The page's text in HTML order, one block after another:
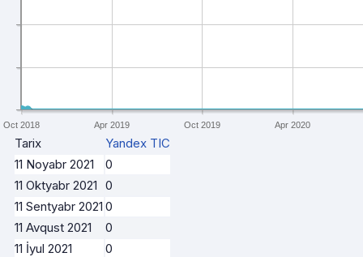
Oct 2018 Apr 2019 Oct 2019 Apr 2020
Tarix
Yandex TIC
11 Noyabr 2021
0
11 Oktyabr 2021 0
11 Sentyabr 2021 0
11 Avqust 2021
0
11 İyul 2021
0